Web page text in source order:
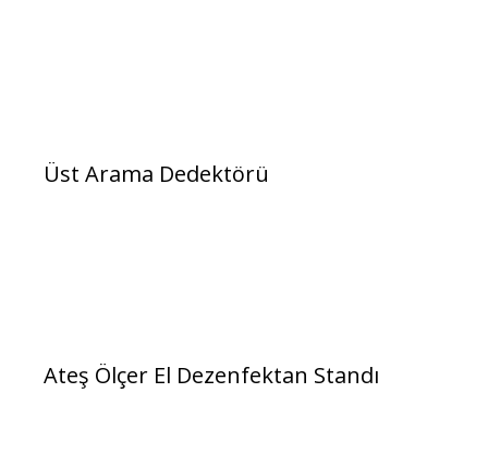
Üst Arama Dedektörü
Ateş Ölçer El Dezenfektan Standı